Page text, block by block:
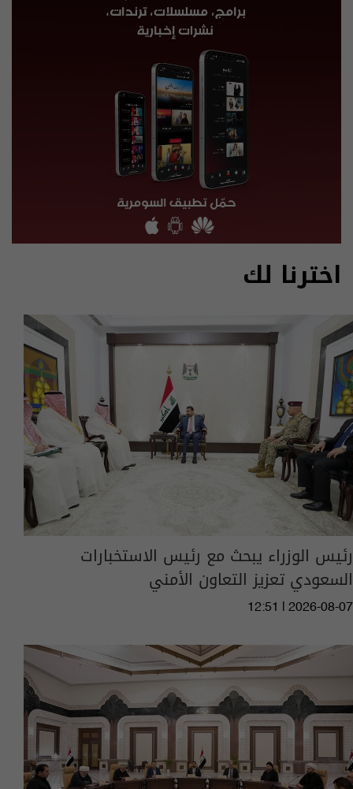
اخترنا لك
رئيس الوزراء يبحث مع رئيس الاستخبارات
السعودي تعزيز التعاون الأمني
12:51 | 2026-08-07